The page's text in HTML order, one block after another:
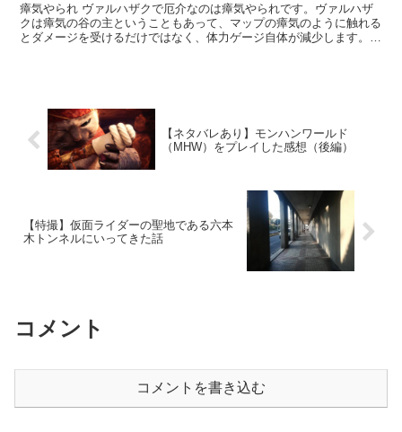
瘴気やられ ヴァルハザクで厄介なのは瘴気やられです。ヴァルハザ
クは瘴気の谷の主ということもあって、マップの瘴気のように触れる
とダメージを受けるだけではなく、体力ゲージ自体が減少します。
【ネタバレあり】モンハンワールド
（MHW）をプレイした感想（後編）
【特撮】仮面ライダーの聖地である六本
木トンネルにいってきた話
コメント
コメントを書き込む